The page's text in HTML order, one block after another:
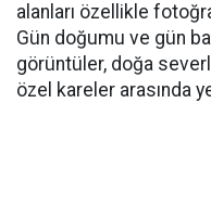
alanları özellikle
Gün doğumu ve gün
görüntüler, doğa
özel kareler arasında